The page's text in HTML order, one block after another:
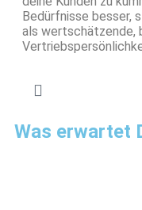
Bedürfnisse besser,
als wertschätzende,
Was erwartet